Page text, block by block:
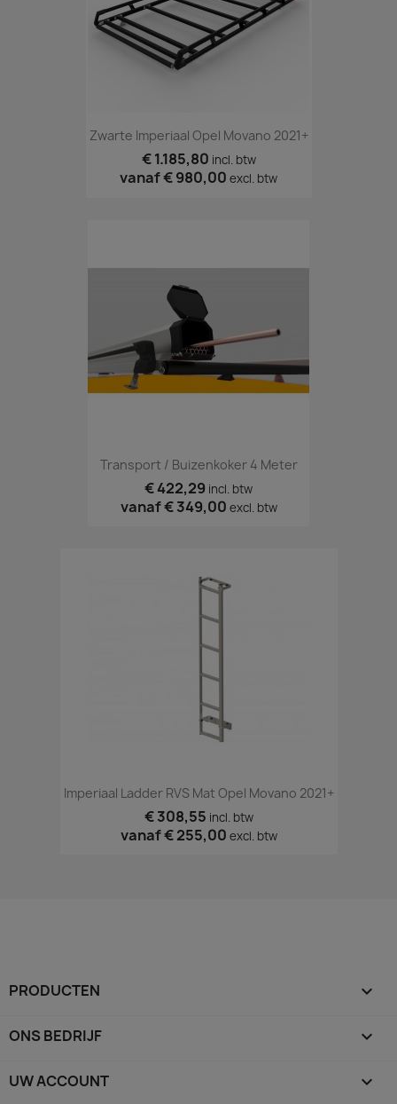
Zwarte Imperiaal Opel Movano 2021+
€ 1.185,80 incl. btw
vanaf€ 980,00 excl. btw
Transport / Buizenkoker 4 Meter
€ 422,29 incl. btw
vanaf€ 349,00 excl. btw
Imperiaal Ladder RVS Mat Opel Movano 2021+
€ 308,55 incl. btw
vanaf€ 255,00 excl. btw
PRODUCTEN 
ONS BEDRIJF 
UW ACCOUNT 